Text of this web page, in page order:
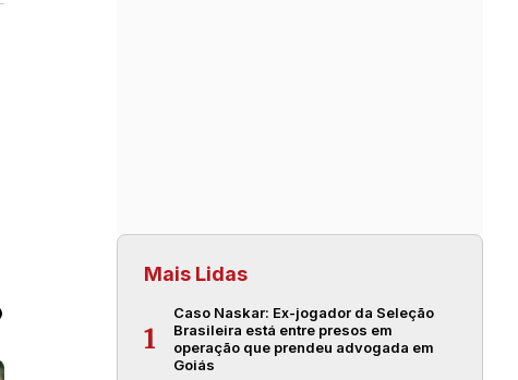
Mais Lidas
1
Caso Naskar: Ex-jogador da Seleção
Brasileira está entre presos em
operação que prendeu advogada em
Goiás